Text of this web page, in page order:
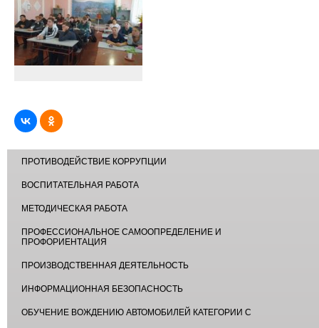
ПРОТИВОДЕЙСТВИЕ КОРРУПЦИИ
ВОСПИТАТЕЛЬНАЯ РАБОТА
МЕТОДИЧЕСКАЯ РАБОТА
ПРОФЕССИОНАЛЬНОЕ САМООПРЕДЕЛЕНИЕ И
ПРОФОРИЕНТАЦИЯ
ПРОИЗВОДСТВЕННАЯ ДЕЯТЕЛЬНОСТЬ
ИНФОРМАЦИОННАЯ БЕЗОПАСНОСТЬ
ОБУЧЕНИЕ ВОЖДЕНИЮ АВТОМОБИЛЕЙ КАТЕГОРИИ С